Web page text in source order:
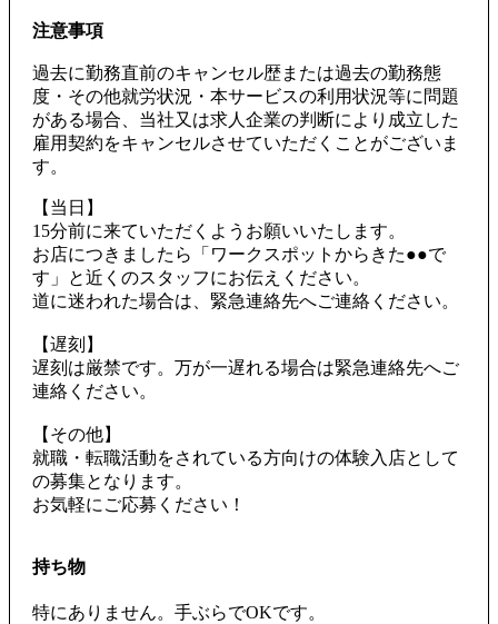
注意事項
過去に勤務直前のキャンセル歴または過去の勤務態
度・その他就労状況・本サービスの利用状況等に問題
がある場合、当社又は求人企業の判断により成立した
雇用契約をキャンセルさせていただくことがございま
す。
【当日】
15分前に来ていただくようお願いいたします。
お店につきましたら「ワークスポットからきた●●で
す」と近くのスタッフにお伝えください。
道に迷われた場合は、緊急連絡先へご連絡ください。
【遅刻】
遅刻は厳禁です。万が一遅れる場合は緊急連絡先へご
連絡ください。
【その他】
就職・転職活動をされている方向けの体験入店として
の募集となります。
お気軽にご応募ください！
持ち物
特にありません。手ぶらでOKです。